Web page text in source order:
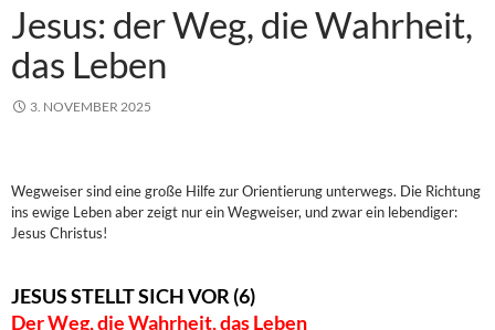
Jesus: der Weg, die Wahrheit,
das Leben
3. NOVEMBER 2025
Wegweiser sind eine große Hilfe zur Orientierung unterwegs. Die Richtung
ins ewige Leben aber zeigt nur ein Wegweiser, und zwar ein lebendiger:
Jesus Christus!
JESUS STELLT SICH VOR (6)
Der Weg, die Wahrheit, das Leben